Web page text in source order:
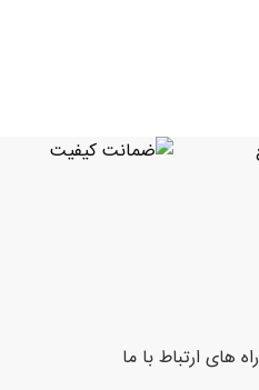
راه های ارتباط با ما